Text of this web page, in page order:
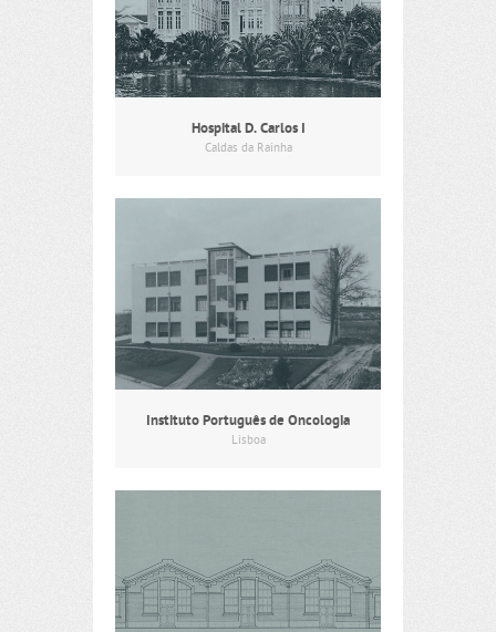
Hospital D. Carlos I
Caldas da Rainha
Instituto Português de Oncologia
Lisboa